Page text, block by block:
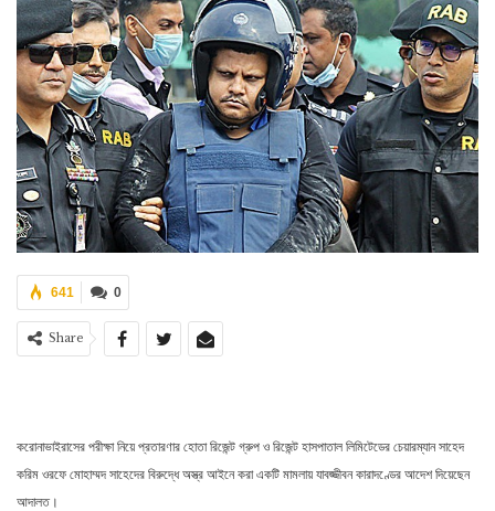
0
641
Share
করোনাভাইরাসের পরীক্ষা নিয়ে প্রতারণার হোতা রিজেন্ট গ্রুপ ও রিজেন্ট হাসপাতাল লিমিটেডের চেয়ারম্যান সাহেদ
করিম ওরফে মোহাম্মদ সাহেদের বিরুদ্ধে অস্ত্র আইনে করা একটি মামলায় যাবজ্জীবন কারাদণ্ডের আদেশ দিয়েছেন
আদালত।